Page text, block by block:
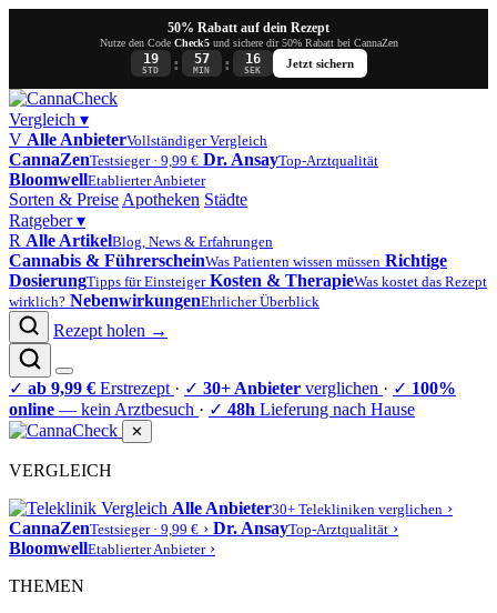
50% Rabatt auf dein Rezept
Nutze den Code Check5und sichere dir 50% Rabatt bei CannaZen
19
STD : 57
MIN : 15
SEK
Jetzt sichern
Vergleich ▾
V Alle AnbieterVollständiger Vergleich
CannaZenTestsieger · 9,99 € Dr. AnsayTop-Arztqualität
BloomwellEtablierter Anbieter
Sorten & Preise Apotheken Städte
Ratgeber▾
R Alle ArtikelBlog, News & Erfahrungen
Cannabis & FührerscheinWas Patienten wissen müssen Richtige
DosierungTipps für Einsteiger Kosten & TherapieWas kostet das Rezept
wirklich? NebenwirkungenEhrlicher Überblick
Rezept holen →
✓ ab 9,99 € Erstrezept · ✓ 30+ Anbieter verglichen · ✓ 100%
online — kein Arztbesuch · ✓ 48h Lieferung nach Hause
✕
VERGLEICH
Alle Anbieter30+ Telekliniken verglichen ›
CannaZenTestsieger · 9,99 € › Dr. AnsayTop-Arztqualität ›
BloomwellEtablierter Anbieter ›
THEMEN